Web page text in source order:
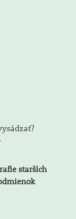
starších